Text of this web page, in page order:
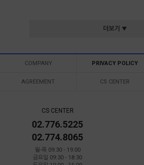
더보기 ▼
COMPANY PRIVACY POLICY
AGREEMENT CS CENTER
CS CENTER
02.776.5225
02.774.8065
월-목 09:30 - 19:00
금요일 09:30 - 18:30